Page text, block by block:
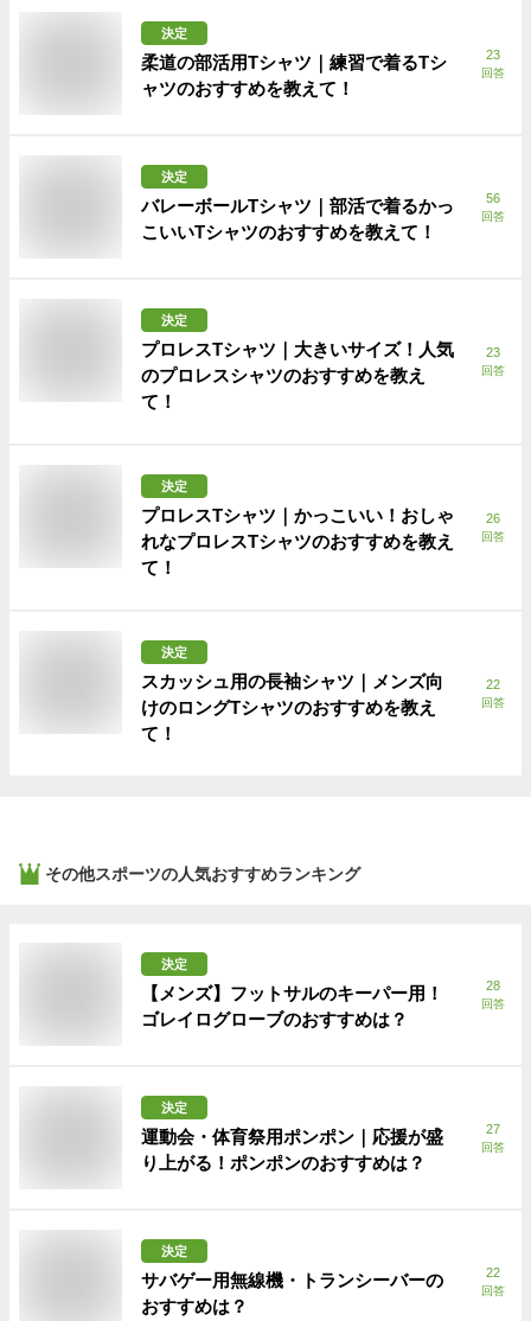
決定
柔道の部活用Tシャツ｜練習で着るTシ
ャツのおすすめを教えて！
23
回答
決定
バレーボールTシャツ｜部活で着るかっ
こいいTシャツのおすすめを教えて！
56
回答
決定
プロレスTシャツ｜大きいサイズ！人気
のプロレスシャツのおすすめを教え
て！
23
回答
決定
プロレスTシャツ｜かっこいい！おしゃ
れなプロレスTシャツのおすすめを教え
て！
26
回答
決定
スカッシュ用の長袖シャツ｜メンズ向
けのロングTシャツのおすすめを教え
て！
22
回答
その他スポーツの人気おすすめランキング
決定
【メンズ】フットサルのキーパー用！
ゴレイログローブのおすすめは？
28
回答
決定
運動会・体育祭用ポンポン｜応援が盛
り上がる！ポンポンのおすすめは？
27
回答
決定
サバゲー用無線機・トランシーバーの
おすすめは？
22
回答